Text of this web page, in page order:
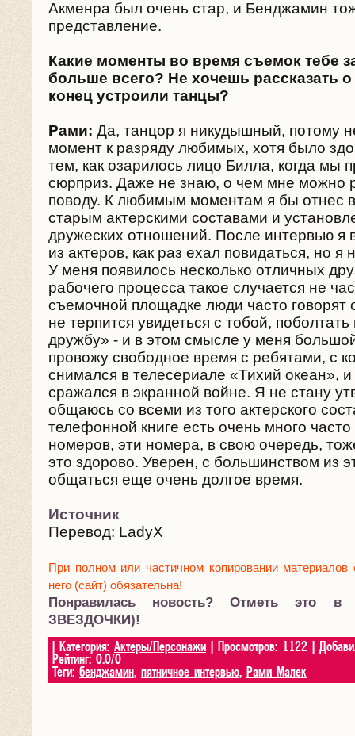
Акменра был очень стар, и Бенджамин
представление.
Какие моменты во время съемок тебе
больше всего? Не хочешь рассказать
конец устроили танцы?
Рами: Да, танцор я никудышный, потому
момент к разряду любимых, хотя было
тем, как озарилось лицо Билла, когда мы
сюрприз. Даже не знаю, о чем мне можно
поводу. К любимым моментам я бы отнес
старым актерскими составами и
дружеских отношений. После интервью я
из актеров, как раз ехал повидаться, но я
У меня появилось несколько отличных
рабочего процесса такое случается не
съемочной площадке люди часто говорят
не терпится увидеться с тобой,
дружбу» - и в этом смысле у меня
провожу свободное время с ребятами, с
снимался в телесериале «Тихий океан»,
сражался в экранной войне. Я не стану
общаюсь со всеми из того актерского
телефонной книге есть очень много
номеров, эти номера, в свою очередь,
это здорово. Уверен, с большинством из
общаться еще очень долгое время.
Источник
Перевод: LadyX
При полном или частичном копировании материалов
него (сайт) обязательна!
Понравилась новость? Отметь это
ЗВЕЗДОЧКИ)!
Категория: Актеры/Персонажи Просмотров: 1122
Рейтинг: 0.0/0
Теги: бенджамин, пятничное интервью, Рами Малек